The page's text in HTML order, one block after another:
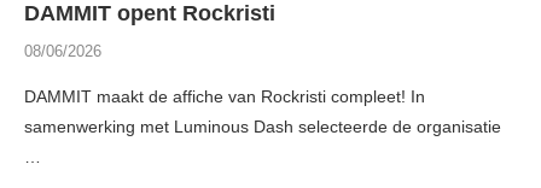
DAMMIT opent Rockristi
08/06/2026
DAMMIT maakt de affiche van Rockristi compleet! In
samenwerking met Luminous Dash selecteerde de organisatie
…